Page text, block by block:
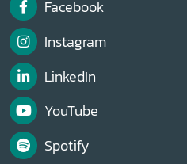
Facebook
Instagram
LinkedIn
YouTube
Spotify